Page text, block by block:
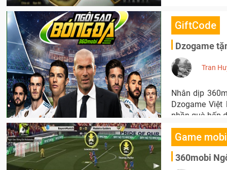
GiftCode
Dzogame
Tran
Nhân dịp
Dzogame
phần quà hấp
Game
360mobi